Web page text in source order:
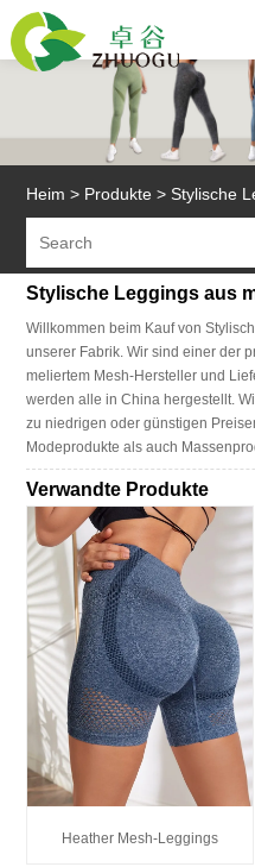
Heim > Produkte > Stylische
Stylische Leggings aus
Willkommen beim Kauf von
unserer Fabrik. Wir sind einer der
meliertem Mesh-Hersteller und
werden alle in China hergestellt.
zu niedrigen oder günstigen
Modeprodukte als auch
Verwandte Produkte
Heather Mesh-Leggings